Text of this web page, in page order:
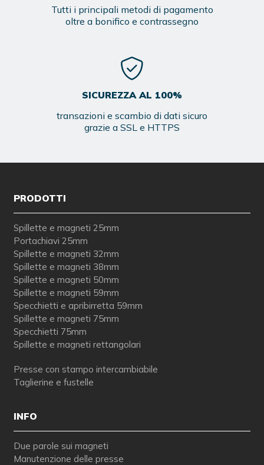
Tutti i principali metodi di pagamento
oltre a bonifico e contrassegno
SICUREZZA AL 100%
transazioni e scambio di dati sicuro
grazie a SSL e HTTPS
PRODOTTI
Spillette e magneti 25mm
Portachiavi 25mm
Spillette e magneti 32mm
Spillette e magneti 38mm
Spillette e magneti 50mm
Spillette e magneti 59mm
Specchietti e apribirretta 59mm
Spillette e magneti 75mm
Specchietti 75mm
Spillette e magneti rettangolari
Presse con stampo intercambiabile
Taglierine e fustelle
INFO
Due parole sui magneti
Manutenzione delle presse